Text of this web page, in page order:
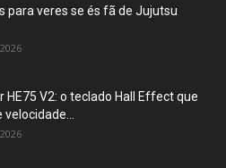
para veres se és fã de Jujutsu
HE75 V2: o teclado Hall Effect que
velocidade...